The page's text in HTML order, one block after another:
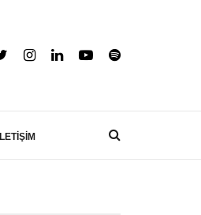
İLETİŞİM